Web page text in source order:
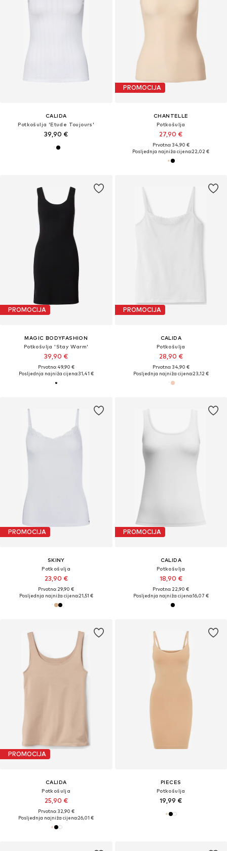
CALIDA
Potkošulja 'Etude Toujours'
39,90 €
PROMOCIJA
CHANTELLE
Potkošulja
27,90 €
Prvotno: 34,90 €
Posljednja najniža cijena:22,02 €
PROMOCIJA
MAGIC BODYFASHION
Potkošulja 'Stay Warm'
39,90 €
Prvotno: 49,90 €
Posljednja najniža cijena:31,41 €
PROMOCIJA
CALIDA
Potkošulja
28,90 €
Prvotno: 34,90 €
Posljednja najniža cijena:23,12 €
PROMOCIJA
SKINY
Potkošulja
23,90 €
Prvotno: 29,90 €
Posljednja najniža cijena:21,51 €
PROMOCIJA
CALIDA
Potkošulja
18,90 €
Prvotno: 22,90 €
Posljednja najniža cijena:16,07 €
PROMOCIJA
CALIDA
Potkošulja
25,90 €
Prvotno: 32,90 €
Posljednja najniža cijena:26,01 €
PIECES
Potkošulja
19,99 €